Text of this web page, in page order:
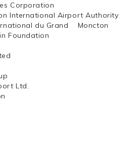
Corporation
International Airport Authority
du Grand Moncton
Foundation
Ltd.